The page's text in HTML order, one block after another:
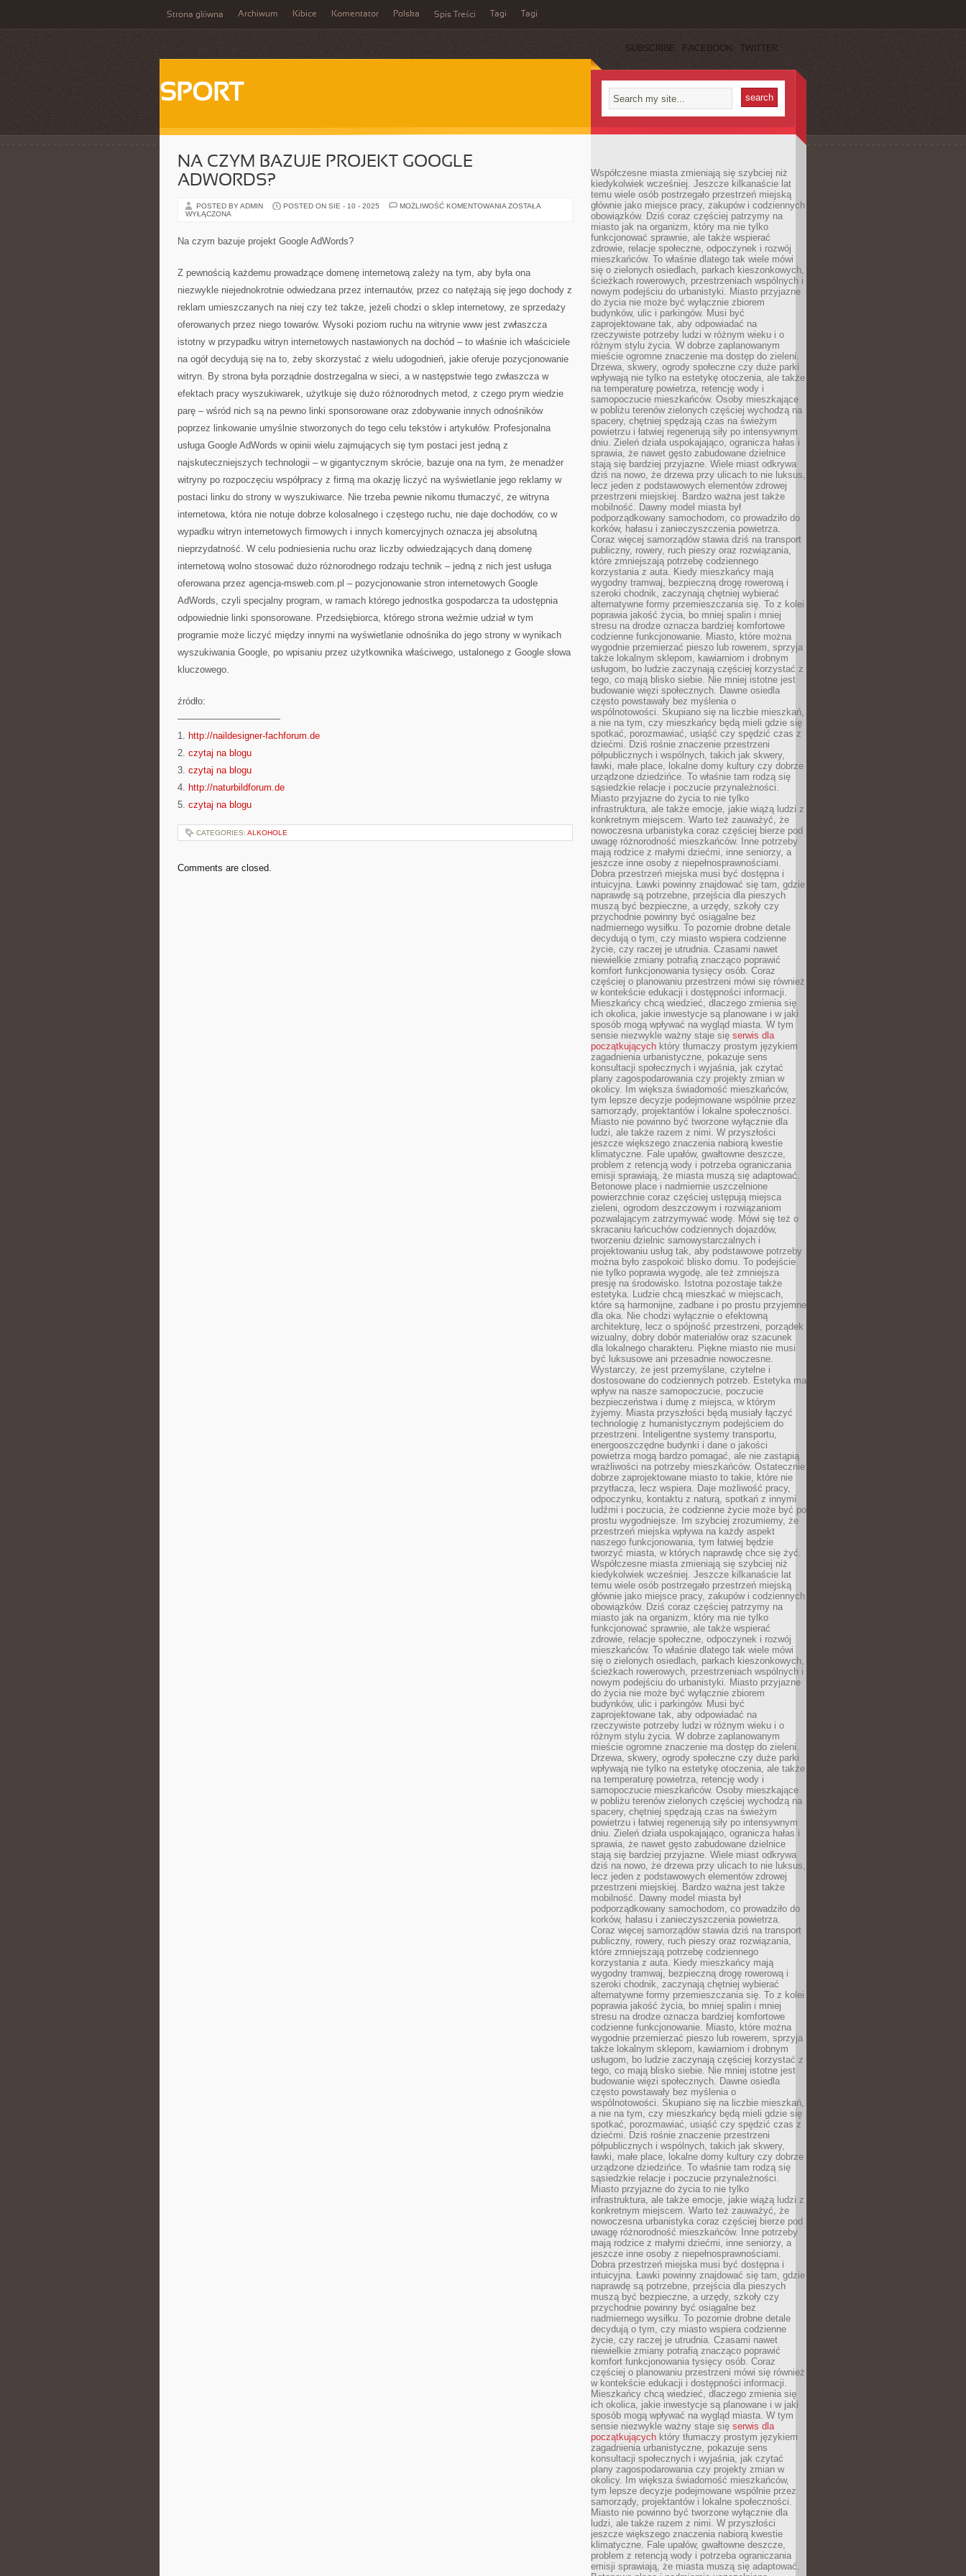
Strona główna Archiwum Kibice Komentator Polska Spis Treści Tagi Tagi
SUBSCRIBE FACEBOOK TWITTER
SPORT
NA CZYM BAZUJE PROJEKT GOOGLE
ADWORDS?
POSTED BY ADMIN POSTED ON SIE - 10 - 2025 MOŻLIWOŚĆ KOMENTOWANIA NA
ZOSTAŁA
WYŁĄCZONA
Na czym bazuje projekt Google AdWords?
Z pewnością każdemu prowadzące domenę internetową zależy na tym, aby była ona
niezwykle niejednokrotnie odwiedzana przez internautów, przez co natężają się jego dochody z
reklam umieszczanych na niej czy też także, jeżeli chodzi o sklep internetowy, ze sprzedaży
oferowanych przez niego towarów. Wysoki poziom ruchu na witrynie www jest zwłaszcza
istotny w przypadku witryn internetowych nastawionych na dochód – to właśnie ich właściciele
na ogół decydują się na to, żeby skorzystać z wielu udogodnień, jakie oferuje pozycjonowanie
witryn. By strona była porządnie dostrzegalna w sieci, a w następstwie tego zwłaszcza w
efektach pracy wyszukiwarek, użytkuje się dużo różnorodnych metod, z czego prym wiedzie
parę – wśród nich są na pewno linki sponsorowane oraz zdobywanie innych odnośników
poprzez linkowanie umyślnie stworzonych do tego celu tekstów i artykułów. Profesjonalna
usługa Google AdWords w opinii wielu zajmujących się tym postaci jest jedną z
najskuteczniejszych technologii – w gigantycznym skrócie, bazuje ona na tym, że menadżer
witryny po rozpoczęciu współpracy z firmą ma okazję liczyć na wyświetlanie jego reklamy w
postaci linku do strony w wyszukiwarce. Nie trzeba pewnie nikomu tłumaczyć, że witryna
internetowa, która nie notuje dobrze kolosalnego i częstego ruchu, nie daje dochodów, co w
wypadku witryn internetowych firmowych i innych komercyjnych oznacza jej absolutną
nieprzydatność. W celu podniesienia ruchu oraz liczby odwiedzających daną domenę
internetową wolno stosować dużo różnorodnego rodzaju technik – jedną z nich jest usługa
oferowana przez agencja-msweb.com.pl – pozycjonowanie stron internetowych Google
AdWords, czyli specjalny program, w ramach którego jednostka gospodarcza ta udostępnia
odpowiednie linki sponsorowane. Przedsiębiorca, którego strona weźmie udział w tym
programie może liczyć między innymi na wyświetlanie odnośnika do jego strony w wynikach
wyszukiwania Google, po wpisaniu przez użytkownika właściwego, ustalonego z Google słowa
kluczowego.
źródło:
———————————
1. http://naildesigner-fachforum.de
2. czytaj na blogu
3. czytaj na blogu
4. http://naturbildforum.de
5. czytaj na blogu
CATEGORIES: ALKOHOLE
Comments are closed.
Współczesne miasta zmieniają się szybciej niż
kiedykolwiek wcześniej. Jeszcze kilkanaście lat
temu wiele osób postrzegało przestrzeń miejską
głównie jako miejsce pracy, zakupów i codziennych
obowiązków. Dziś coraz częściej patrzymy na
miasto jak na organizm, który ma nie tylko
funkcjonować sprawnie, ale także wspierać
zdrowie, relacje społeczne, odpoczynek i rozwój
mieszkańców. To właśnie dlatego tak wiele mówi
się o zielonych osiedlach, parkach kieszonkowych,
ścieżkach rowerowych, przestrzeniach wspólnych i
nowym podejściu do urbanistyki. Miasto przyjazne
do życia nie może być wyłącznie zbiorem
budynków, ulic i parkingów. Musi być
zaprojektowane tak, aby odpowiadać na
rzeczywiste potrzeby ludzi w różnym wieku i o
różnym stylu życia. W dobrze zaplanowanym
mieście ogromne znaczenie ma dostęp do zieleni.
Drzewa, skwery, ogrody społeczne czy duże parki
wpływają nie tylko na estetykę otoczenia, ale także
na temperaturę powietrza, retencję wody i
samopoczucie mieszkańców. Osoby mieszkające
w pobliżu terenów zielonych częściej wychodzą na
spacery, chętniej spędzają czas na świeżym
powietrzu i łatwiej regenerują siły po intensywnym
dniu. Zieleń działa uspokajająco, ogranicza hałas i
sprawia, że nawet gęsto zabudowane dzielnice
stają się bardziej przyjazne. Wiele miast odkrywa
dziś na nowo, że drzewa przy ulicach to nie luksus,
lecz jeden z podstawowych elementów zdrowej
przestrzeni miejskiej. Bardzo ważna jest także
mobilność. Dawny model miasta był
podporządkowany samochodom, co prowadziło do
korków, hałasu i zanieczyszczenia powietrza.
Coraz więcej samorządów stawia dziś na transport
publiczny, rowery, ruch pieszy oraz rozwiązania,
które zmniejszają potrzebę codziennego
korzystania z auta. Kiedy mieszkańcy mają
wygodny tramwaj, bezpieczną drogę rowerową i
szeroki chodnik, zaczynają chętniej wybierać
alternatywne formy przemieszczania się. To z kolei
poprawia jakość życia, bo mniej spalin i mniej
stresu na drodze oznacza bardziej komfortowe
codzienne funkcjonowanie. Miasto, które można
wygodnie przemierzać pieszo lub rowerem, sprzyja
także lokalnym sklepom, kawiarniom i drobnym
usługom, bo ludzie zaczynają częściej korzystać z
tego, co mają blisko siebie. Nie mniej istotne jest
budowanie więzi społecznych. Dawne osiedla
często powstawały bez myślenia o
wspólnotowości. Skupiano się na liczbie mieszkań,
a nie na tym, czy mieszkańcy będą mieli gdzie się
spotkać, porozmawiać, usiąść czy spędzić czas z
dziećmi. Dziś rośnie znaczenie przestrzeni
półpublicznych i wspólnych, takich jak skwery,
ławki, małe place, lokalne domy kultury czy dobrze
urządzone dziedzińce. To właśnie tam rodzą się
sąsiedzkie relacje i poczucie przynależności.
Miasto przyjazne do życia to nie tylko
infrastruktura, ale także emocje, jakie wiążą ludzi z
konkretnym miejscem. Warto też zauważyć, że
nowoczesna urbanistyka coraz częściej bierze pod
uwagę różnorodność mieszkańców. Inne potrzeby
mają rodzice z małymi dziećmi, inne seniorzy, a
jeszcze inne osoby z niepełnosprawnościami.
Dobra przestrzeń miejska musi być dostępna i
intuicyjna. Ławki powinny znajdować się tam, gdzie
naprawdę są potrzebne, przejścia dla pieszych
muszą być bezpieczne, a urzędy, szkoły czy
przychodnie powinny być osiągalne bez
nadmiernego wysiłku. To pozornie drobne detale
decydują o tym, czy miasto wspiera codzienne
życie, czy raczej je utrudnia. Czasami nawet
niewielkie zmiany potrafią znacząco poprawić
komfort funkcjonowania tysięcy osób. Coraz
częściej o planowaniu przestrzeni mówi się również
w kontekście edukacji i dostępności informacji.
Mieszkańcy chcą wiedzieć, dlaczego zmienia się
ich okolica, jakie inwestycje są planowane i w jaki
sposób mogą wpływać na wygląd miasta. W tym
sensie niezwykle ważny staje się serwis dla
początkujących który tłumaczy prostym językiem
zagadnienia urbanistyczne, pokazuje sens
konsultacji społecznych i wyjaśnia, jak czytać
plany zagospodarowania czy projekty zmian w
okolicy. Im większa świadomość mieszkańców,
tym lepsze decyzje podejmowane wspólnie przez
samorządy, projektantów i lokalne społeczności.
Miasto nie powinno być tworzone wyłącznie dla
ludzi, ale także razem z nimi. W przyszłości
jeszcze większego znaczenia nabiorą kwestie
klimatyczne. Fale upałów, gwałtowne deszcze,
problem z retencją wody i potrzeba ograniczania
emisji sprawiają, że miasta muszą się adaptować.
Betonowe place i nadmiernie uszczelnione
powierzchnie coraz częściej ustępują miejsca
zieleni, ogrodom deszczowym i rozwiązaniom
pozwalającym zatrzymywać wodę. Mówi się też o
skracaniu łańcuchów codziennych dojazdów,
tworzeniu dzielnic samowystarczalnych i
projektowaniu usług tak, aby podstawowe potrzeby
można było zaspokoić blisko domu. To podejście
nie tylko poprawia wygodę, ale też zmniejsza
presję na środowisko. Istotna pozostaje także
estetyka. Ludzie chcą mieszkać w miejscach,
które są harmonijne, zadbane i po prostu przyjemne
dla oka. Nie chodzi wyłącznie o efektowną
architekturę, lecz o spójność przestrzeni, porządek
wizualny, dobry dobór materiałów oraz szacunek
dla lokalnego charakteru. Piękne miasto nie musi
być luksusowe ani przesadnie nowoczesne.
Wystarczy, że jest przemyślane, czytelne i
dostosowane do codziennych potrzeb. Estetyka ma
wpływ na nasze samopoczucie, poczucie
bezpieczeństwa i dumę z miejsca, w którym
żyjemy. Miasta przyszłości będą musiały łączyć
technologię z humanistycznym podejściem do
przestrzeni. Inteligentne systemy transportu,
energooszczędne budynki i dane o jakości
powietrza mogą bardzo pomagać, ale nie zastąpią
wrażliwości na potrzeby mieszkańców. Ostatecznie
dobrze zaprojektowane miasto to takie, które nie
przytłacza, lecz wspiera. Daje możliwość pracy,
odpoczynku, kontaktu z naturą, spotkań z innymi
ludźmi i poczucia, że codzienne życie może być po
prostu wygodniejsze. Im szybciej zrozumiemy, że
przestrzeń miejska wpływa na każdy aspekt
naszego funkcjonowania, tym łatwiej będzie
tworzyć miasta, w których naprawdę chce się żyć.
Współczesne miasta zmieniają się szybciej niż
kiedykolwiek wcześniej. Jeszcze kilkanaście lat
temu wiele osób postrzegało przestrzeń miejską
głównie jako miejsce pracy, zakupów i codziennych
obowiązków. Dziś coraz częściej patrzymy na
miasto jak na organizm, który ma nie tylko
funkcjonować sprawnie, ale także wspierać
zdrowie, relacje społeczne, odpoczynek i rozwój
mieszkańców. To właśnie dlatego tak wiele mówi
się o zielonych osiedlach, parkach kieszonkowych,
ścieżkach rowerowych, przestrzeniach wspólnych i
nowym podejściu do urbanistyki. Miasto przyjazne
do życia nie może być wyłącznie zbiorem
budynków, ulic i parkingów. Musi być
zaprojektowane tak, aby odpowiadać na
rzeczywiste potrzeby ludzi w różnym wieku i o
różnym stylu życia. W dobrze zaplanowanym
mieście ogromne znaczenie ma dostęp do zieleni.
Drzewa, skwery, ogrody społeczne czy duże parki
wpływają nie tylko na estetykę otoczenia, ale także
na temperaturę powietrza, retencję wody i
samopoczucie mieszkańców. Osoby mieszkające
w pobliżu terenów zielonych częściej wychodzą na
spacery, chętniej spędzają czas na świeżym
powietrzu i łatwiej regenerują siły po intensywnym
dniu. Zieleń działa uspokajająco, ogranicza hałas i
sprawia, że nawet gęsto zabudowane dzielnice
stają się bardziej przyjazne. Wiele miast odkrywa
dziś na nowo, że drzewa przy ulicach to nie luksus,
lecz jeden z podstawowych elementów zdrowej
przestrzeni miejskiej. Bardzo ważna jest także
mobilność. Dawny model miasta był
podporządkowany samochodom, co prowadziło do
korków, hałasu i zanieczyszczenia powietrza.
Coraz więcej samorządów stawia dziś na transport
publiczny, rowery, ruch pieszy oraz rozwiązania,
które zmniejszają potrzebę codziennego
korzystania z auta. Kiedy mieszkańcy mają
wygodny tramwaj, bezpieczną drogę rowerową i
szeroki chodnik, zaczynają chętniej wybierać
alternatywne formy przemieszczania się. To z kolei
poprawia jakość życia, bo mniej spalin i mniej
stresu na drodze oznacza bardziej komfortowe
codzienne funkcjonowanie. Miasto, które można
wygodnie przemierzać pieszo lub rowerem, sprzyja
także lokalnym sklepom, kawiarniom i drobnym
usługom, bo ludzie zaczynają częściej korzystać z
tego, co mają blisko siebie. Nie mniej istotne jest
budowanie więzi społecznych. Dawne osiedla
często powstawały bez myślenia o
wspólnotowości. Skupiano się na liczbie mieszkań,
a nie na tym, czy mieszkańcy będą mieli gdzie się
spotkać, porozmawiać, usiąść czy spędzić czas z
dziećmi. Dziś rośnie znaczenie przestrzeni
półpublicznych i wspólnych, takich jak skwery,
ławki, małe place, lokalne domy kultury czy dobrze
urządzone dziedzińce. To właśnie tam rodzą się
sąsiedzkie relacje i poczucie przynależności.
Miasto przyjazne do życia to nie tylko
infrastruktura, ale także emocje, jakie wiążą ludzi z
konkretnym miejscem. Warto też zauważyć, że
nowoczesna urbanistyka coraz częściej bierze pod
uwagę różnorodność mieszkańców. Inne potrzeby
mają rodzice z małymi dziećmi, inne seniorzy, a
jeszcze inne osoby z niepełnosprawnościami.
Dobra przestrzeń miejska musi być dostępna i
intuicyjna. Ławki powinny znajdować się tam, gdzie
naprawdę są potrzebne, przejścia dla pieszych
muszą być bezpieczne, a urzędy, szkoły czy
przychodnie powinny być osiągalne bez
nadmiernego wysiłku. To pozornie drobne detale
decydują o tym, czy miasto wspiera codzienne
życie, czy raczej je utrudnia. Czasami nawet
niewielkie zmiany potrafią znacząco poprawić
komfort funkcjonowania tysięcy osób. Coraz
częściej o planowaniu przestrzeni mówi się również
w kontekście edukacji i dostępności informacji.
Mieszkańcy chcą wiedzieć, dlaczego zmienia się
ich okolica, jakie inwestycje są planowane i w jaki
sposób mogą wpływać na wygląd miasta. W tym
sensie niezwykle ważny staje się serwis dla
początkujących który tłumaczy prostym językiem
zagadnienia urbanistyczne, pokazuje sens
konsultacji społecznych i wyjaśnia, jak czytać
plany zagospodarowania czy projekty zmian w
okolicy. Im większa świadomość mieszkańców,
tym lepsze decyzje podejmowane wspólnie przez
samorządy, projektantów i lokalne społeczności.
Miasto nie powinno być tworzone wyłącznie dla
ludzi, ale także razem z nimi. W przyszłości
jeszcze większego znaczenia nabiorą kwestie
klimatyczne. Fale upałów, gwałtowne deszcze,
problem z retencją wody i potrzeba ograniczania
emisji sprawiają, że miasta muszą się adaptować.